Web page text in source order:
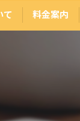
て 料金案内